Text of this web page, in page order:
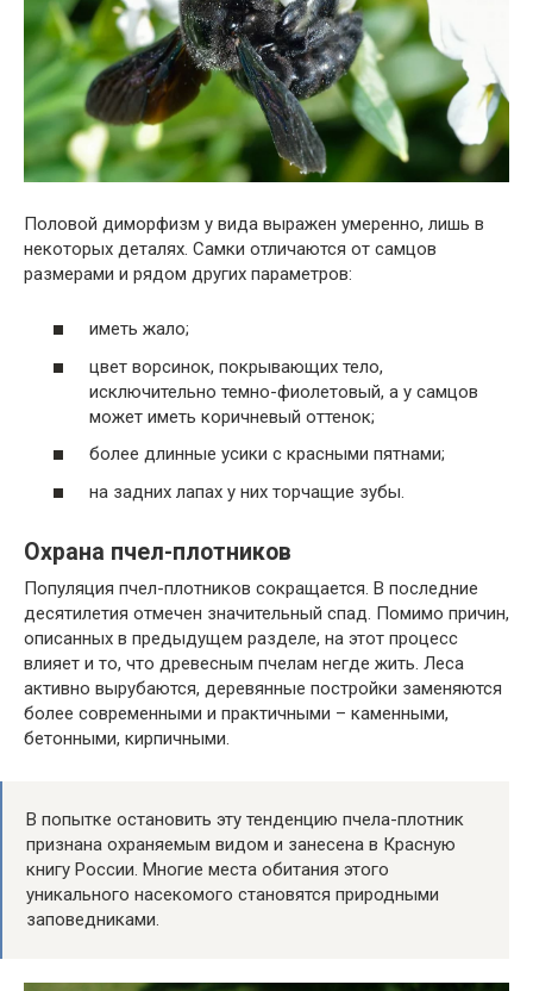
Половой диморфизм у вида выражен умеренно, лишь в
некоторых деталях. Самки отличаются от самцов
размерами и рядом других параметров:
иметь жало;
цвет ворсинок, покрывающих тело,
исключительно темно-фиолетовый, а у самцов
может иметь коричневый оттенок;
более длинные усики с красными пятнами;
на задних лапах у них торчащие зубы.
Охрана пчел-плотников
Популяция пчел-плотников сокращается. В последние
десятилетия отмечен значительный спад. Помимо причин,
описанных в предыдущем разделе, на этот процесс
влияет и то, что древесным пчелам негде жить. Леса
активно вырубаются, деревянные постройки заменяются
более современными и практичными – каменными,
бетонными, кирпичными.
В попытке остановить эту тенденцию пчела-плотник
признана охраняемым видом и занесена в Красную
книгу России. Многие места обитания этого
уникального насекомого становятся природными
заповедниками.